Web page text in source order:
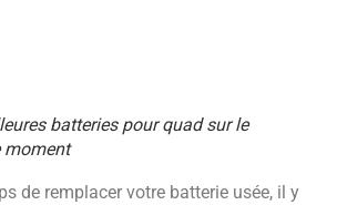
batteries pour quad sur le
moment
de remplacer votre batterie usée, il y